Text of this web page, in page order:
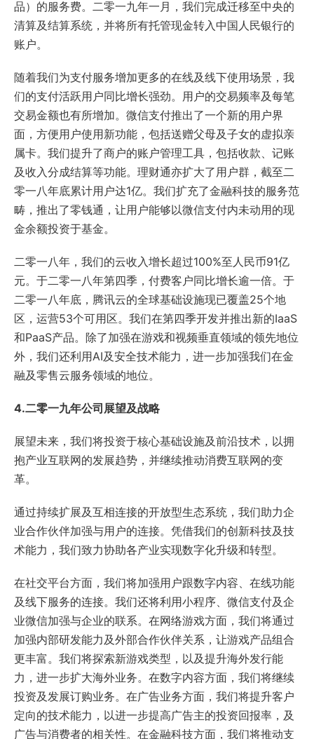
品）的服务费。二零一九年一月，我们完成迁移至中央的
清算及结算系统，并将所有托管现金转入中国人民银行的
账户。
随着我们为支付服务增加更多的在线及线下使用场景，我
们的支付活跃用户同比增长强劲。用户的交易频率及每笔
交易金额也有所增加。微信支付推出了一个新的用户界
面，方便用户使用新功能，包括送赠父母及子女的虚拟亲
属卡。我们提升了商户的账户管理工具，包括收款、记账
及收入分成结算等功能。理财通亦扩大了用户群，截至二
零一八年底累计用户达1亿。我们扩充了金融科技的服务范
畴，推出了零钱通，让用户能够以微信支付内未动用的现
金余额投资于基金。
二零一八年，我们的云收入增长超过100%至人民币91亿
元。于二零一八年第四季，付费客户同比增长逾一倍。于
二零一八年底，腾讯云的全球基础设施现已覆盖25个地
区，运营53个可用区。我们在第四季开发并推出新的IaaS
和PaaS产品。除了加强在游戏和视频垂直领域的领先地位
外，我们还利用AI及安全技术能力，进一步加强我们在金
融及零售云服务领域的地位。
4.二零一九年公司展望及战略
展望未来，我们将投资于核心基础设施及前沿技术，以拥
抱产业互联网的发展趋势，并继续推动消费互联网的变
革。
通过持续扩展及互相连接的开放型生态系统，我们助力企
业合作伙伴加强与用户的连接。凭借我们的创新科技及技
术能力，我们致力协助各产业实现数字化升级和转型。
在社交平台方面，我们将加强用户跟数字内容、在线功能
及线下服务的连接。我们还将利用小程序、微信支付及企
业微信加强与企业的联系。在网络游戏方面，我们将通过
加强内部研发能力及外部合作伙伴关系，让游戏产品组合
更丰富。我们将探索新游戏类型，以及提升海外发行能
力，进一步扩大海外业务。在数字内容方面，我们将继续
投资及发展订购业务。在广告业务方面，我们将提升客户
定向的技术能力，以进一步提高广告主的投资回报率，及
广告与消费者的相关性。在金融科技方面，我们将推动支